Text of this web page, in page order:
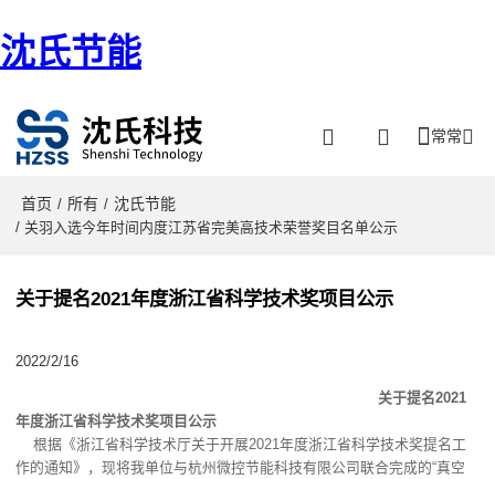
沈氏节能
常常
首页 / 所有 / 沈氏节能
/ 关羽入选今年时间内度江苏省完美高技术荣誉奖目名单公示
关于提名2021年度浙江省科学技术奖项目公示
2022/2/16
关于提名2021
年度浙江省科学技术奖项目公示
根据《浙江省科学技术厅关于开展2021年度浙江省科学技术奖提名工
作的通知》，现将我单位与杭州微控节能科技有限公司联合完成的“真空